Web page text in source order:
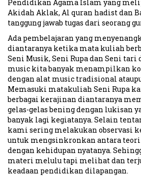
Pendidikan Agama Islam yang
Akidah Aklak, Al quran hadist dan
tanggung jawab tugas dari seorang
Ada pembelajaran yang
diantaranya ketika mata kuliah
Seni Musik, Seni Rupa dan Seni tari
music kita banyak menampilkan
dengan alat music tradisional
Memasuki matakuliah Seni Rupa
berbagai kerajinan diantaranya
gelas-gelas bening dengan lukisan
banyak lagi kegiatanya. Selain
kami sering melakukan observasi
untuk mengsinkronkan antara teori
dengan kehidupan nyatanya.
materi melulu tapi melihat dan
keadaan pendidikan dilapangan.